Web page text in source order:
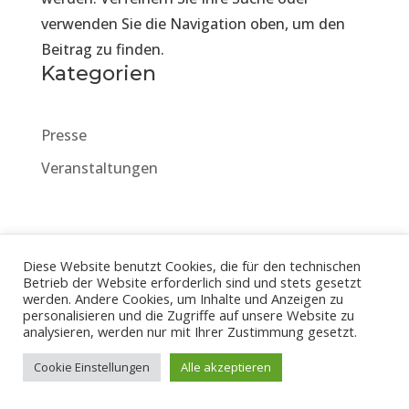
verwenden Sie die Navigation oben, um den
Beitrag zu finden.
Kategorien
Presse
Veranstaltungen
Kontakt
Impressum
Datenschutzerklärung
Diese Website benutzt Cookies, die für den technischen
Betrieb der Website erforderlich sind und stets gesetzt
werden. Andere Cookies, um Inhalte und Anzeigen zu
personalisieren und die Zugriffe auf unsere Website zu
analysieren, werden nur mit Ihrer Zustimmung gesetzt.
Cookie Einstellungen Alle akzeptieren